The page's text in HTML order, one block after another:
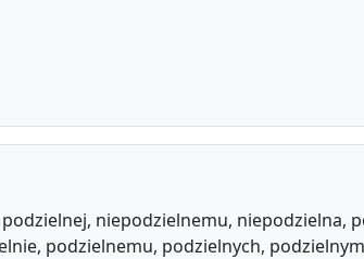
niepodzielnemu, niepodzielna,
podzielnemu, podzielnych,